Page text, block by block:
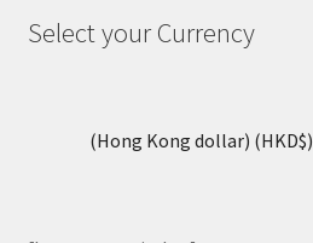
Select your Currency
(Hong Kong dollar) (HKD$)